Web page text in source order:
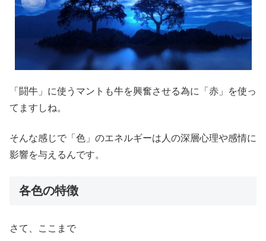
「闘牛」に使うマントも牛を興奮させる為に「赤」を使っ
てますしね。
そんな感じで「色」のエネルギーは人の深層心理や感情に
影響を与えるんです。
各色の特徴
さて、ここまで